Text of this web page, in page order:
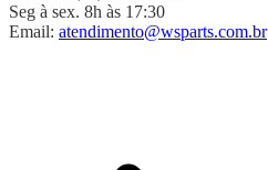
Seg à sex. 8h às 17:30
Email: atendimento@wsparts.com.br